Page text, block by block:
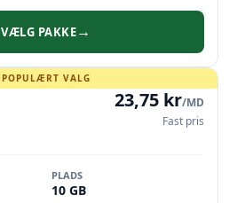
VÆLG PAKKE→
POPULÆRT VALG
23,75 kr/MD
Fast pris
PLADS
10 GB